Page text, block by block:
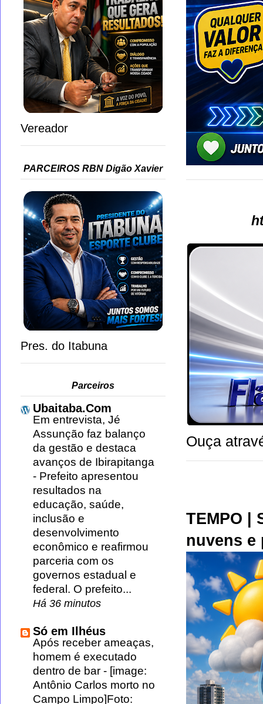
Ouça
TEMPO |
nuvens e
Vereador
PARCEIROS RBN Digão Xavier
Pres. do Itabuna
Parceiros
Ubaitaba.Com
Em entrevista, Jé
Assunção faz balanço
da gestão e destaca
avanços de Ibirapitanga
- Prefeito apresentou
resultados na
educação, saúde,
inclusão e
desenvolvimento
econômico e reafirmou
parceria com os
governos estadual e
federal. O prefeito...
Há 36 minutos
Só em Ilhéus
Após receber ameaças,
homem é executado
dentro de bar - [image:
Antônio Carlos morto no
Campo Limpo]Foto: